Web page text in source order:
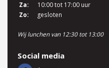
Za:
10:00 tot 17:00 uur
Zo:
gesloten
Wij lunchen van 12:30 tot 13:00
Social media